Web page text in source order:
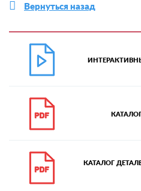
Вернуться назад
КАТАЛОГ